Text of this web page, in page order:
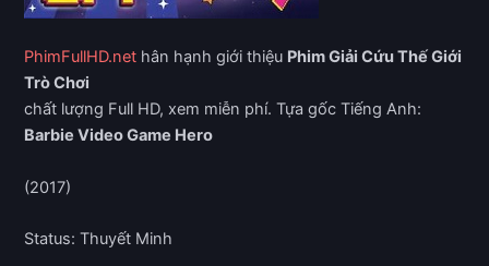
PhimFullHD.net hân hạnh giới thiệu Phim Giải Cứu Thế Giới
Trò Chơi
chất lượng Full HD, xem miễn phí. Tựa gốc Tiếng Anh:
Barbie Video Game Hero
(2017)
Status: Thuyết Minh